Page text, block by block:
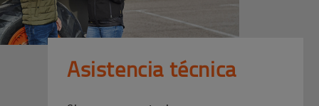
Asistencia técnica